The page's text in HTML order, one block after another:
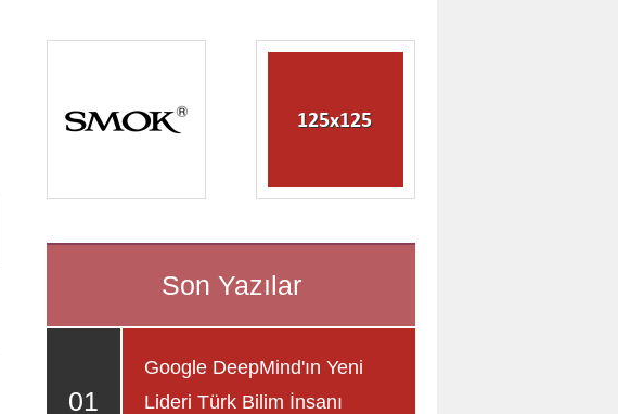
Google DeepMind'ın Yeni
Lideri Türk Bilim İnsanı